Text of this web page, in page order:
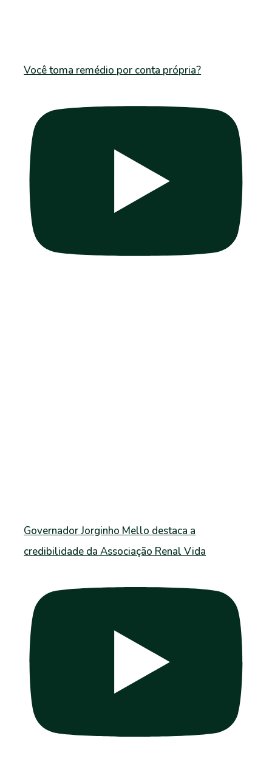
Você toma remédio por conta própria?
Governador Jorginho Mello destaca a
credibilidade da Associação Renal Vida